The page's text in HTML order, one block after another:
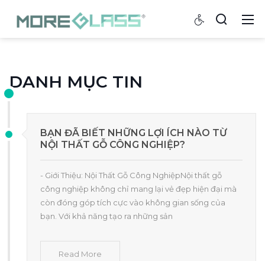
DANH MỤC TIN
BẠN ĐÃ BIẾT NHỮNG LỢI ÍCH NÀO TỪ
NỘI THẤT GỖ CÔNG NGHIỆP?
- Giới Thiệu: Nội Thất Gỗ Công NghiệpNội thất gỗ
công nghiệp không chỉ mang lại vẻ đẹp hiện đại mà
còn đóng góp tích cực vào không gian sống của
bạn. Với khả năng tạo ra những sản
Read More